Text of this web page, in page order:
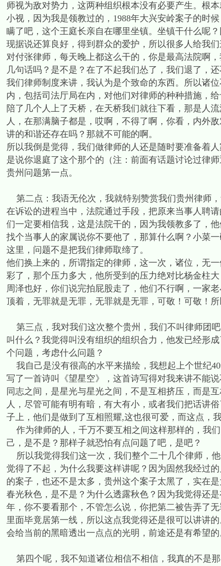
师视为敌对势力，这两种组织根本没有必要产生。根
小视，因为我是领教过的，1988年大兴安岭案子的时
瞒了吧，这个王庭长亲自在哪里坐镇。坐镇干什么呢
现据说还算良好，得到群众的爱护，所以很多人给我
对付张律师，每天晚上都这么干的，你是最高法院啊
几句话吗？是不是？在了不起我们怂了，我们退了，
我们律师制度来讲，我认为是个致命的东西。所以诸
内，包括司法厅局在内，对他们对律师的种种措施，
陪了几个人上了天桥，在天桥我们就往下看，那是人
人，在那满脑子都是，哎啊，不得了啊，你看，内外
讲的和谐还存在吗？那就不可能的啊。
所以我倒是觉得，我们做律师的人还是随时要准备着
是说你退庭了这个那个的（注：前面有话题讨论过律
贵州问题第一点。
第二点：我语无伦次，我就特别赞赏我们贵州律师
在诉讼的进程当中，法院通过手段，把原来当事人聘
们一定要相信我，这是法院干的，因为我领教多了，
找个当事人的家属说你不要他了，那算什么啊？小菜
这里，问题不是把我们律师取缔了。
他们换上来的，所谓指定的律师，这一次，诸位，无
彩了，那个压力多大，他所受到的压力绝对比杨金柱
周泽也好，你们说完拍屁股走了，他们不行啊，一家
顶着，无罪就是无罪，无罪就是无罪，可敬！可敬！
第三点，我对我们这次整个贵州，我们不叫律师团
叫什么？我觉得叫没有组织的组织合力，他发已经形
个问题，考虑什么问题？
我自己是没有很高的水平来描绘，我想起上个世纪
写了一首诗叫《望星空》，这首诗写得对我来讲不能
同志之间，是星光与星光之间，不是互相挤压，而是
人，尽管可能有明有暗，有大有小，或者我们把话讲
子上，他们是做到了互相照耀,这也很可爱，而这点，
作为律师的人，千万不要互相之间这样那样的，我
己，是不是？那样子就恐怕有点问题了吧，是吧？
所以我觉得我们这一次，我们整个二十几个律师，
觉得了不起，为什么我要这样讲呢？因为固然我经过
的案子，也还不是太多，贵州这个案子太黑了，实在
春光秋色，是不是？为什么透露秋色？因为我觉得还
年，你不要看那个，不管怎么说，你把第二被告弄了
里面毕竟居第一线，所以这点我觉得还是很可以讲讲
会给当前的黑暗透出一点点的光明，前途还是有希望
第四个呢，我不知道诸位相信不相信，我真的不是